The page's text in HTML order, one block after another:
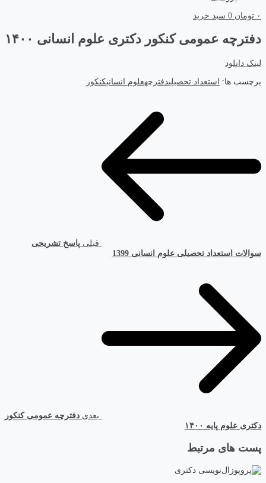
۰ تومان 0 سبد خرید
دفترچه عمومی کنکور دکتری علوم انسانی ۱۴۰۰
لینک دانلود
برچسب ها: استعداد تحصیلیدفترچهعلوم انسانیکنکور
قبلی پاسخ تشریحی
سوالات استعداد تحصیلی علوم انسانی 1399
بعدی دفترچه عمومی کنکور
دکتری علوم پایه ۱۴۰۰
پست های مرتبط